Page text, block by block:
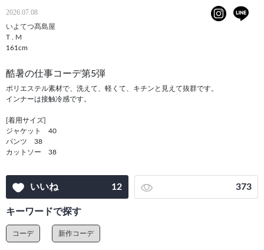
2026.07.08
いよてつ髙島屋
T . M
161cm
酷暑の仕事コーデ第5弾
ポリエステル素材で、洗えて、軽くて、キチンと見えて抜群です。
インナーは接触冷感です。
[着用サイズ]
ジャケット 40
パンツ 38
カットソー 38
いいね 12 373
キーワードで探す
コーデ 新作コーデ